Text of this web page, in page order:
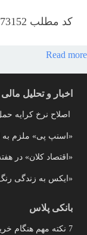
کد مطلب
Read more
اخبار و تحلیل مالی
اصلاح نرخ کرایه
«اسنپ پی» ملزم به
«اقتصاد کلان» در
«ایکس به زندگی
بانکی پلاس
7 نکته مهم هنگام خرید کارتخوان